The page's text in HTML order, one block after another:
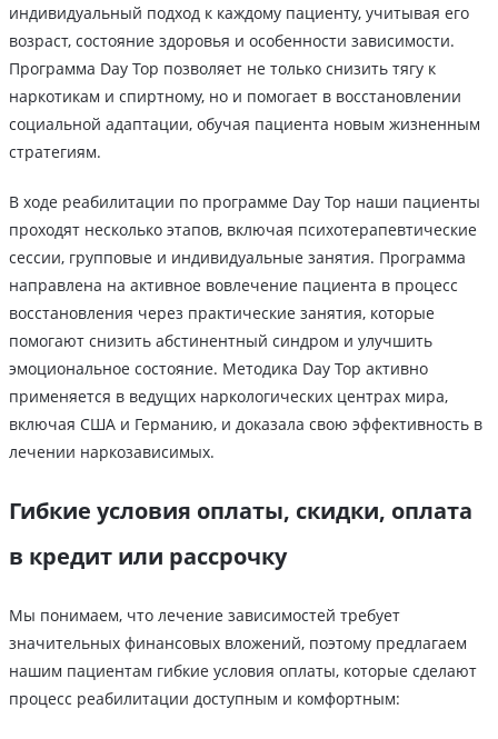
индивидуальный подход к каждому пациенту, учитывая его
возраст, состояние здоровья и особенности зависимости.
Программа Day Top позволяет не только снизить тягу к
наркотикам и спиртному, но и помогает в восстановлении
социальной адаптации, обучая пациента новым жизненным
стратегиям.
В ходе реабилитации по программе Day Top наши пациенты
проходят несколько этапов, включая психотерапевтические
сессии, групповые и индивидуальные занятия. Программа
направлена на активное вовлечение пациента в процесс
восстановления через практические занятия, которые
помогают снизить абстинентный синдром и улучшить
эмоциональное состояние. Методика Day Top активно
применяется в ведущих наркологических центрах мира,
включая США и Германию, и доказала свою эффективность в
лечении наркозависимых.
Гибкие условия оплаты, скидки, оплата
в кредит или рассрочку
Мы понимаем, что лечение зависимостей требует
значительных финансовых вложений, поэтому предлагаем
нашим пациентам гибкие условия оплаты, которые сделают
процесс реабилитации доступным и комфортным: